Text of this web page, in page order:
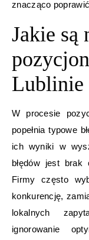
znacząco
Jakie są
Lublinie
W procesie
popełnia typowe
ich wyniki w
błędów jest brak
Firmy często
konkurencję,
lokalnych
ignorowanie